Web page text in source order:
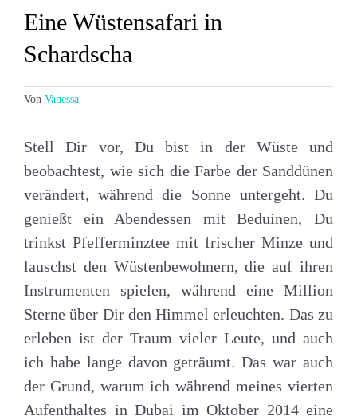
Eine Wüstensafari in
Schardscha
Von Vanessa
Stell Dir vor, Du bist in der Wüste und
beobachtest, wie sich die Farbe der Sanddünen
verändert, während die Sonne untergeht. Du
genießt ein Abendessen mit Beduinen, Du
trinkst Pfefferminztee mit frischer Minze und
lauschst den Wüstenbewohnern, die auf ihren
Instrumenten spielen, während eine Million
Sterne über Dir den Himmel erleuchten. Das zu
erleben ist der Traum vieler Leute, und auch
ich habe lange davon geträumt. Das war auch
der Grund, warum ich während meines vierten
Aufenthaltes in Dubai im Oktober 2014 eine